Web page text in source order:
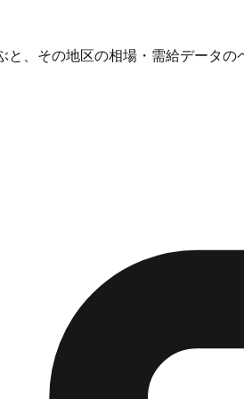
、その地区の相場・需給データの